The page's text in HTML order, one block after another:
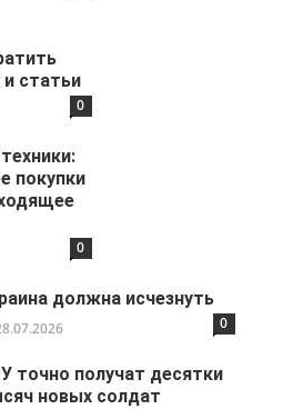
статьи
0
покупки
0
должна исчезнуть
0
точно получат десятки
новых солдат